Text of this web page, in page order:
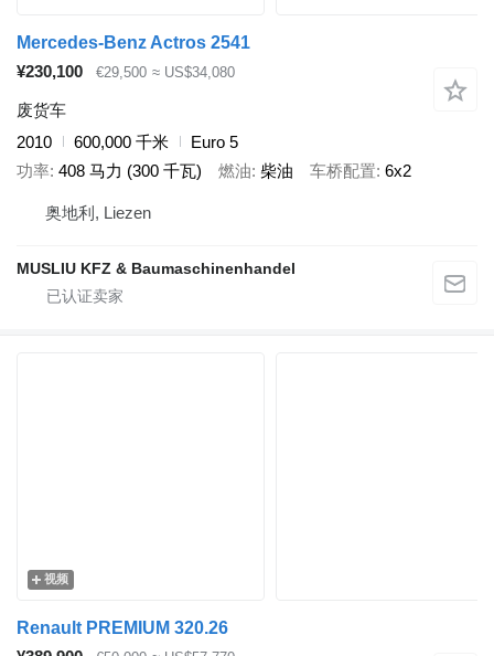
Mercedes-Benz Actros 2541
¥230,100
€29,500 ≈ US$34,080
废货车
2010
600,000 千米
Euro 5
功率 408 马力 (300 千瓦) 燃油 柴油 车桥配置 6x2
奥地利, Liezen
MUSLIU KFZ & Baumaschinenhandel
视频
Renault PREMIUM 320.26